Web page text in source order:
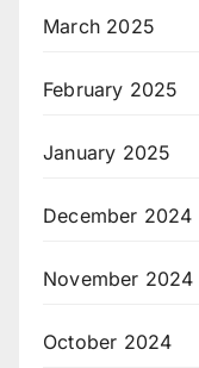
March 2025
February 2025
January 2025
December 2024
November 2024
October 2024